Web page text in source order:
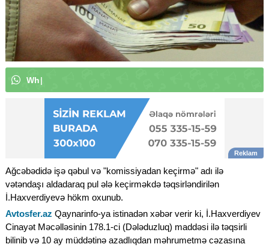
Wha
Ağcəbədidə işə qəbul və "komissiyadan keçirmə" adı ilə
vətəndaşı aldadaraq pul ələ keçirməkdə təqsirləndirilən
İ.Haxverdiyevə hökm oxunub.
Avtosfer.az Qaynarinfo-ya istinadən xəbər verir ki, İ.Haxverdiyev
Cinayət Məcəlləsinin 178.1-ci (Dələduzluq) maddəsi ilə təqsirli
bilinib və 10 ay müddətinə azadlıqdan məhrumetmə cəzasına